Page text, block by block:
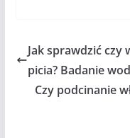
Jak sprawdzić czy
picia? Badanie
Czy podcinanie